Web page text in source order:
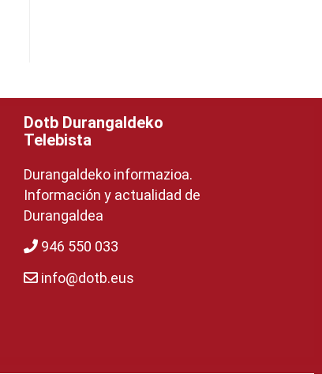
Dotb Durangaldeko
Telebista
Durangaldeko informazioa.
Información y actualidad de
Durangaldea
946 550 033
info@dotb.eus